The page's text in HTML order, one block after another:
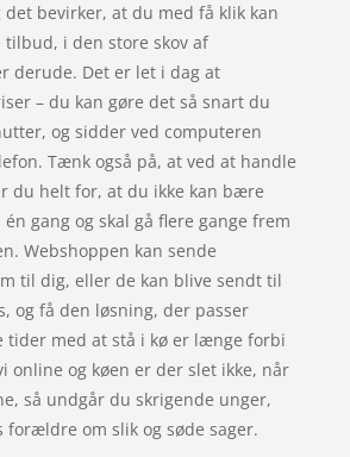
bevirker, at du med få klik kan
i den store skov af
derude. Det er let i dag at
– du kan gøre det så snart du
og sidder ved computeren
Tænk også på, at ved at handle
du helt for, at du ikke kan bære
gang og skal gå flere gange frem
Webshoppen kan sende
til dig, eller de kan blive sendt til
og få den løsning, der passer
tider med at stå i kø er længe forbi
online og køen er der slet ikke, når
så undgår du skrigende unger,
forældre om slik og søde sager.